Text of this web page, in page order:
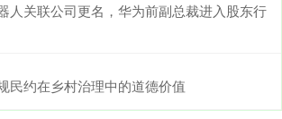
人关联公司更名，华为前副总裁进入股东行
民约在乡村治理中的道德价值